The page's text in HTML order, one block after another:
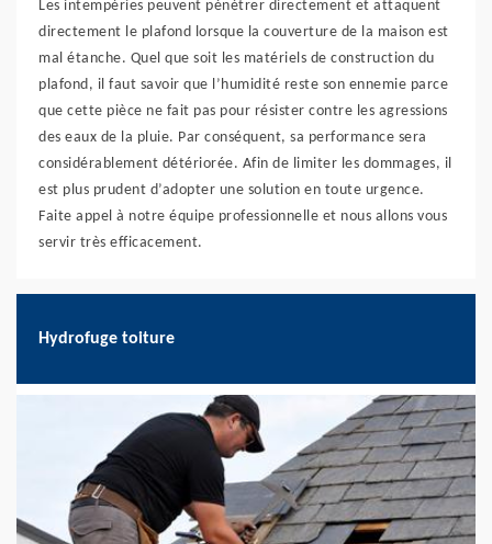
Les intempéries peuvent pénétrer directement et attaquent
directement le plafond lorsque la couverture de la maison est
mal étanche. Quel que soit les matériels de construction du
plafond, il faut savoir que l’humidité reste son ennemie parce
que cette pièce ne fait pas pour résister contre les agressions
des eaux de la pluie. Par conséquent, sa performance sera
considérablement détériorée. Afin de limiter les dommages, il
est plus prudent d’adopter une solution en toute urgence.
Faite appel à notre équipe professionnelle et nous allons vous
servir très efficacement.
Hydrofuge toiture